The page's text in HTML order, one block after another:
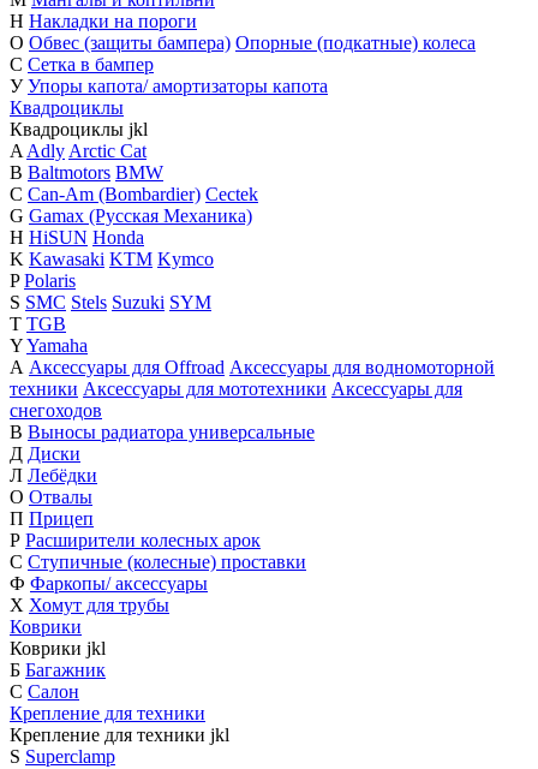
Н Накладки на пороги
О Обвес (защиты бампера) Опорные (подкатные) колеса
С Сетка в бампер
У Упоры капота/ амортизаторы капота
Квадроциклы
Квадроциклы jkl
A Adly Arctic Cat
B Baltmotors BMW
C Can-Am (Bombardier) Cectek
G Gamax (Русская Механика)
H HiSUN Honda
K Kawasaki KTM Kymco
P Polaris
S SMC Stels Suzuki SYM
T TGB
YYamaha
А Аксессуары для Offroad Аксессуары для водномоторной
техники Аксессуары для мототехники Аксессуары для
снегоходов
В Выносы радиатора универсальные
Д Диски
Л Лебёдки
О Отвалы
П Прицеп
Р Расширители колесных арок
С Ступичные (колесные) проставки
Ф Фаркопы/ аксессуары
Х Хомут для трубы
Коврики
Коврики jkl
Б Багажник
С Салон
Крепление для техники
Крепление для техники jkl
S Superclamp